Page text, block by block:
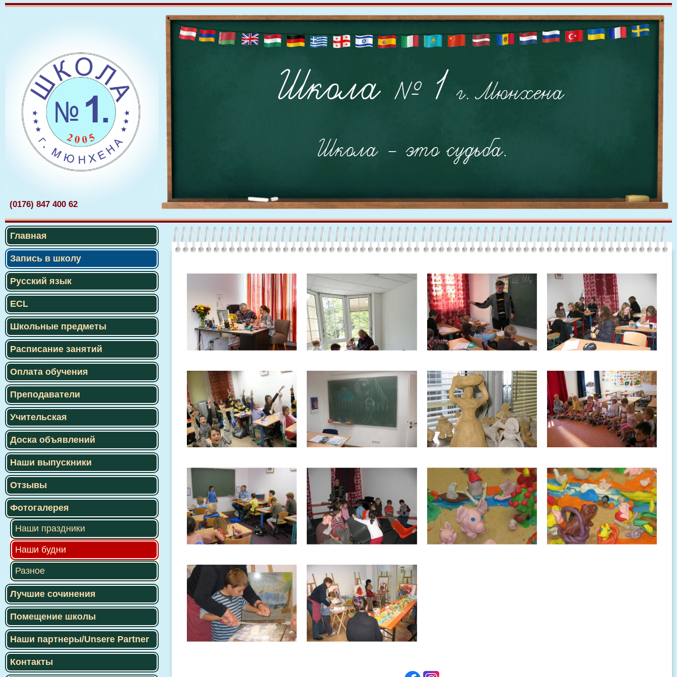
(0176) 847 400 62
Главная
Запись в школу
Русский язык
ECL
Школьные предметы
Расписание занятий
Оплата обучения
Преподаватели
Учительская
Доска объявлений
Наши выпускники
Отзывы
Фотогалерея
Наши праздники
Наши будни
Разное
Лучшие сочинения
Помещение школы
Наши партнеры/Unsere Partner
Контакты